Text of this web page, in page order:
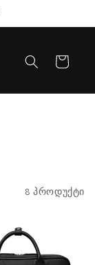
კალათა
8 პროდუქტი